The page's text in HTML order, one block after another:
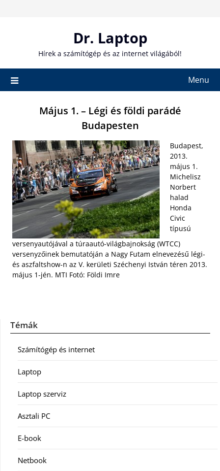
Dr. Laptop
Hírek a számítógép és az internet világából!
Menu
Május 1. – Légi és földi parádé
Budapesten
Budapest,
2013.
május 1.
Michelisz
Norbert
halad
Honda
Civic
típusú
versenyautójával a túraautó-világbajnokság (WTCC)
versenyzőinek bemutatóján a Nagy Futam elnevezésű légi-
és aszfaltshow-n az V. kerületi Széchenyi István téren 2013.
május 1-jén. MTI Fotó: Földi Imre
Témák
Számítógép és internet
Laptop
Laptop szerviz
Asztali PC
E-book
Netbook